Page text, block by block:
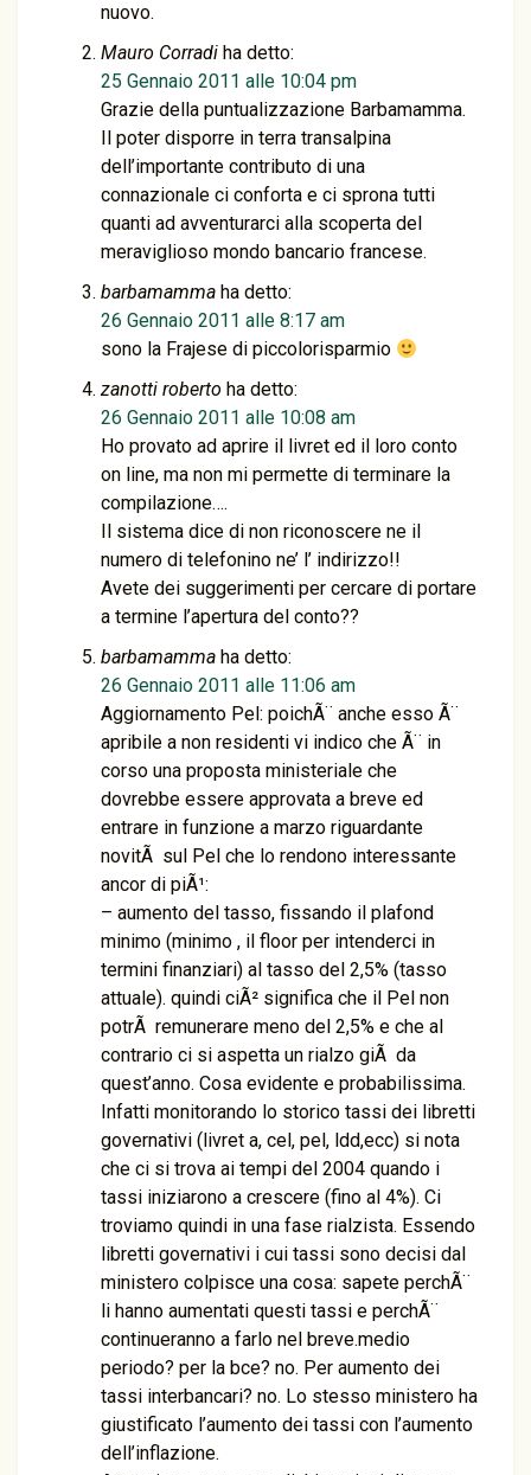
nuovo.
Mauro Corradi ha detto:
25 Gennaio 2011 alle 10:04 pm
Grazie della puntualizzazione Barbamamma.
Il poter disporre in terra transalpina
dell’importante contributo di una
connazionale ci conforta e ci sprona tutti
quanti ad avventurarci alla scoperta del
meraviglioso mondo bancario francese.
barbamamma ha detto:
26 Gennaio 2011 alle 8:17 am
sono la Frajese di piccolorisparmio
zanotti roberto ha detto:
26 Gennaio 2011 alle 10:08 am
Ho provato ad aprire il livret ed il loro conto
on line, ma non mi permette di terminare la
compilazione….
Il sistema dice di non riconoscere ne il
numero di telefonino ne’ l’ indirizzo!!
Avete dei suggerimenti per cercare di portare
a termine l’apertura del conto??
barbamamma ha detto:
26 Gennaio 2011 alle 11:06 am
Aggiornamento Pel: poichÃ¨ anche esso Ã¨
apribile a non residenti vi indico che Ã¨ in
corso una proposta ministeriale che
dovrebbe essere approvata a breve ed
entrare in funzione a marzo riguardante
novitÃ sul Pel che lo rendono interessante
ancor di piÃ¹:
– aumento del tasso, fissando il plafond
minimo (minimo , il floor per intenderci in
termini finanziari) al tasso del 2,5% (tasso
attuale). quindi ciÃ² significa che il Pel non
potrÃ remunerare meno del 2,5% e che al
contrario ci si aspetta un rialzo giÃ da
quest’anno. Cosa evidente e probabilissima.
Infatti monitorando lo storico tassi dei libretti
governativi (livret a, cel, pel, ldd,ecc) si nota
che ci si trova ai tempi del 2004 quando i
tassi iniziarono a crescere (fino al 4%). Ci
troviamo quindi in una fase rialzista. Essendo
libretti governativi i cui tassi sono decisi dal
ministero colpisce una cosa: sapete perchÃ¨
li hanno aumentati questi tassi e perchÃ¨
continueranno a farlo nel breve.medio
periodo? per la bce? no. Per aumento dei
tassi interbancari? no. Lo stesso ministero ha
giustificato l’aumento dei tassi con l’aumento
dell’inflazione.